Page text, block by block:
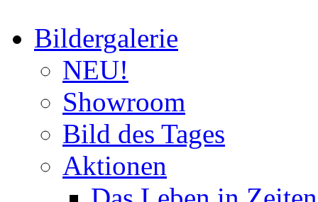
Bildergalerie
NEU!
Showroom
Bild des Tages
Aktionen